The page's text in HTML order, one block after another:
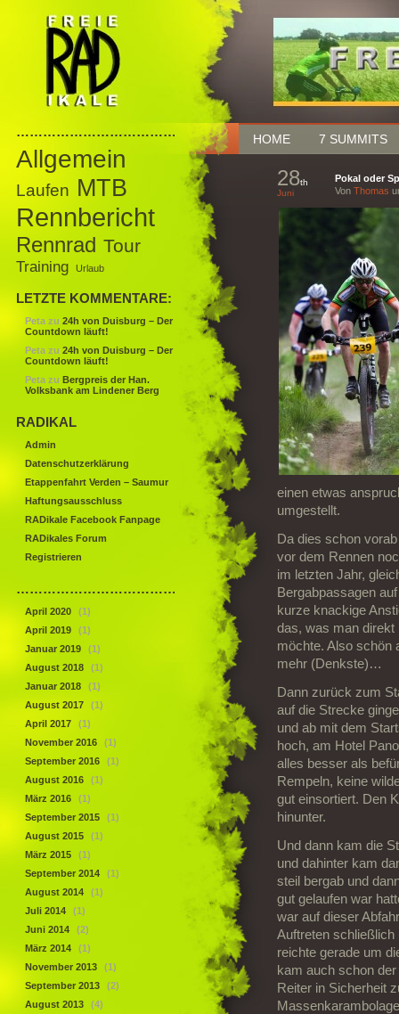
HOME 7 SUMMITS
28th
Juni
Pokal oder
Von Thomas
einen etwas
umgestellt.
Da dies schon
vor dem Rennen
im letzten Jahr,
Bergabpassagen
kurze knackige
das, was man direkt
möchte. Also schön
mehr (Denkste)…
Dann zurück zum
auf die Strecke
und ab mit dem
hoch, am Hotel
alles besser als
Rempeln, keine
gut einsortiert. Den
hinunter.
Und dann kam die
und dahinter kam
steil bergab und
gut gelaufen war
war auf dieser
Auftreten
reichte gerade um
kam auch schon
Reiter in Sicherheit
……………………………………
Allgemein
Laufen MTB
Rennbericht
Rennrad Tour
Training Urlaub
LETZTE KOMMENTARE:
Peta zu 24h von Duisburg – Der
Countdown läuft!
Peta zu 24h von Duisburg – Der
Countdown läuft!
Peta zu Bergpreis der Han.
Volksbank am Lindener Berg
RADIKAL
Admin
Datenschutzerklärung
Etappenfahrt Verden – Saumur
Haftungsausschluss
RADikale Facebook Fanpage
RADikales Forum
Registrieren
……………………………………
April 2020
(1)
April 2019
(1)
Januar 2019
(1)
August 2018
(1)
Januar 2018
(1)
August 2017
(1)
April 2017
(1)
November 2016
(1)
September 2016
(1)
August 2016
(1)
März 2016
(1)
September 2015
(1)
August 2015
(1)
März 2015
(1)
September 2014
(1)
August 2014
(1)
Juli 2014
(1)
Juni 2014
(2)
März 2014
(1)
November 2013
(1)
September 2013
(2)
August 2013
(4)